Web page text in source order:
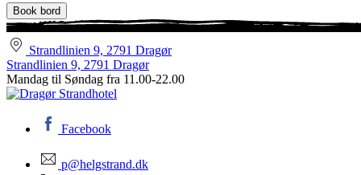
Book bord
Strandlinien 9, 2791 Dragør
Strandlinien 9, 2791 Dragør
Mandag til Søndag fra 11.00-22.00
Facebook
p@helgstrand.dk